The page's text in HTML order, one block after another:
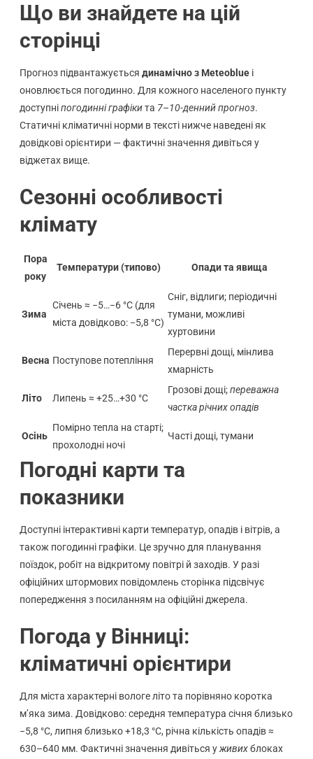
Що ви знайдете на цій
сторінці
Прогноз підвантажується динамічно з Meteoblueі
оновлюється погодинно. Для кожного населеного пункту
доступніпогодинні графікита 7–10-денний прогноз.
Статичні кліматичні норми в тексті нижче наведені як
довідкові орієнтири — фактичні значення дивіться у
віджетах вище.
Сезонні особливості
клімату
Пора
року
Температури (типово) Опади та явища
Зима
Січень ≈ −5…−6 °C (для
міста довідково: −5,8 °C)
Сніг, відлиги; періодичні
тумани, можливі
хуртовини
Весна Поступове потепління
Перервні дощі, мінлива
хмарність
Літо Липень ≈ +25…+30 °C
Грозові дощі;переважна
частка річних опадів
Осінь
Помірно тепла на старті;
прохолодні ночі
Часті дощі, тумани
Погодні карти та
показники
Доступні інтерактивні карти температур, опадів і вітрів, а
також погодинні графіки. Це зручно для планування
поїздок, робіт на відкритому повітрі й заходів. У разі
офіційних штормових повідомлень сторінка підсвічує
попередження з посиланням на офіційні джерела.
Погода у Вінниці:
кліматичні орієнтири
Для міста характерні вологе літо та порівняно коротка
м’яка зима. Довідково: середня температура січня близько
−5,8 °C, липня близько +18,3 °C, річна кількість опадів ≈
630–640 мм. Фактичні значення дивіться уживихблоках